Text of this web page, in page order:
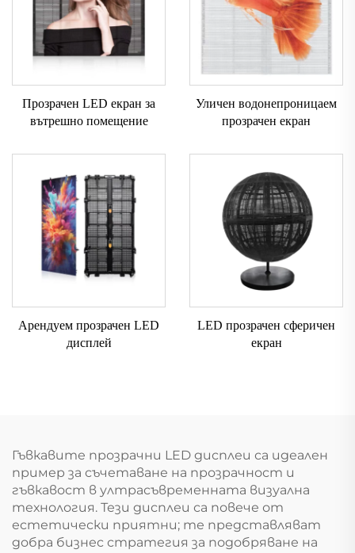
Прозрачен LED екран за
вътрешно помещение
Уличен водонепроницаем
прозрачен екран
Арендуем прозрачен LED
дисплей
LED прозрачен сферичен
екран
Гъвкавите прозрачни LED дисплеи са идеален
пример за съчетаване на прозрачност и
гъвкавост в ултрасъвременната визуална
технология. Тези дисплеи са повече от
естетически приятни; те представляват
добра бизнес стратегия за подобряване на